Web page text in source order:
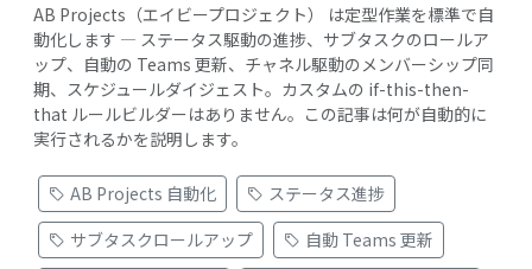
AB Projects（エイビープロジェクト） は定型作業を標準で自
動化します — ステータス駆動の進捗、サブタスクのロールア
ップ、自動の Teams 更新、チャネル駆動のメンバーシップ同
期、スケジュールダイジェスト。カスタムの if-this-then-
that ルールビルダーはありません。この記事は何が自動的に
実行されるかを説明します。
AB Projects 自動化
ステータス進捗
サブタスクロールアップ
自動 Teams 更新